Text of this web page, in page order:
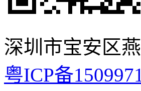
深圳市宝安区
粤ICP备